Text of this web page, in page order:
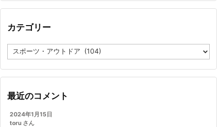
イ
カテゴリー
テ
リ
最近のコメント
2024年1月15日
toru さん